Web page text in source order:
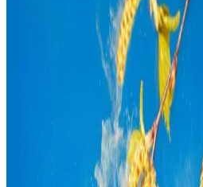
Lokale Präzision
Unsere Daten werden für über
berechnet. Nutzen Sie die
direkt vor Ihrer Haustür zu prüfen.
Wind & Wetter